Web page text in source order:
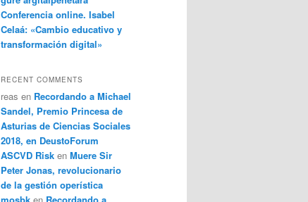
Conferencia online. Isabel
Celaá: «Cambio educativo y
transformación digital»
RECENT COMMENTS
reas en Recordando a Michael
Sandel, Premio Princesa de
Asturias de Ciencias Sociales
2018, en DeustoForum
ASCVD Risk en Muere Sir
Peter Jonas, revolucionario
de la gestión operística